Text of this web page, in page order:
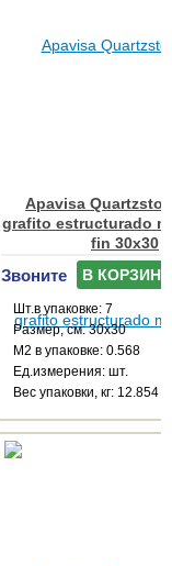
Apavisa
grafito estructurado
fin 30x30
Звоните В КОРЗИНУ
Шт.в упаковке: 7
Размер, см: 30x30
М2 в упаковке: 0.568
Ед.измерения: шт.
Веc упаковки, кг: 12.854